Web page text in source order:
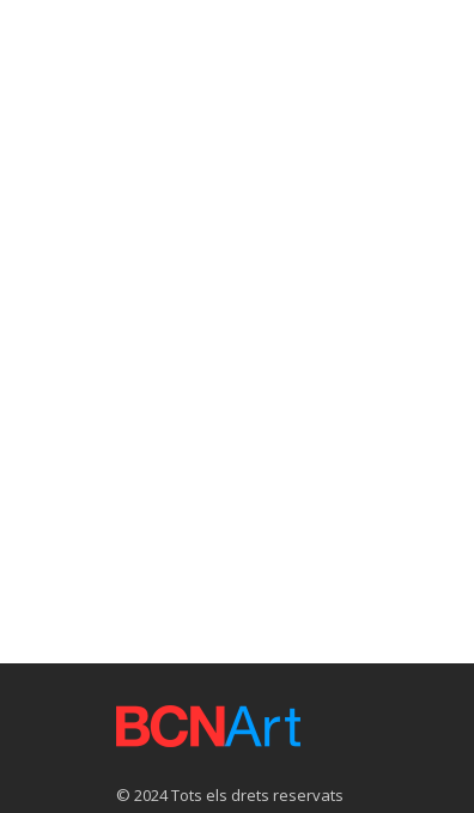
© 2024 Tots els drets reservats